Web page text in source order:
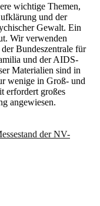
wichtige Themen,
und der
Gewalt. Ein
Wir verwenden
Bundeszentrale für
und der AIDS-
Materialien sind in
wenige in Groß- und
erfordert großes
angewiesen.
der NV-